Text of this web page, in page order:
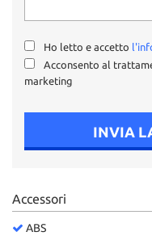
Ho letto e accetto
Acconsento al
marketing
INVIA
Accessori
ABS